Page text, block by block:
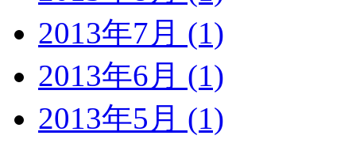
2013年7月 (1)
2013年6月 (1)
2013年5月 (1)